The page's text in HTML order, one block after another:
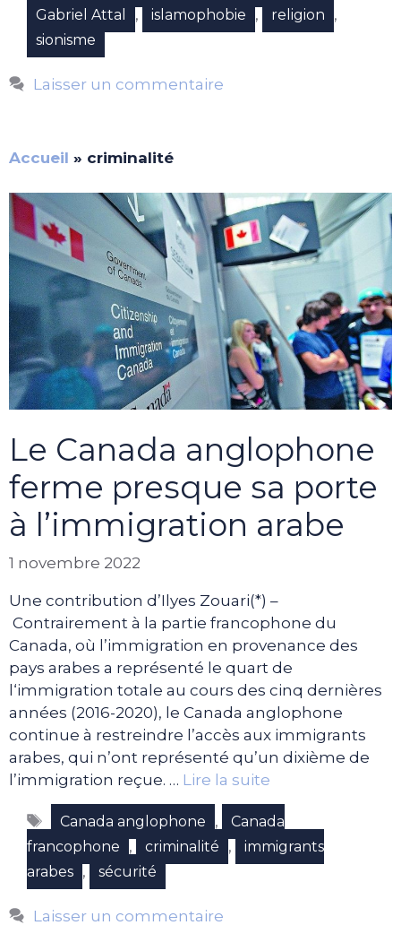
Gabriel Attal , islamophobie , religion ,
sionisme
Laisser un commentaire
Accueil » criminalité
Le Canada anglophone
ferme presque sa porte
à l’immigration arabe
1 novembre 2022
Une contribution d’Ilyes Zouari(*) –
Contrairement à la partie francophone du
Canada, où l’immigration en provenance des
pays arabes a représenté le quart de
l‘immigration totale au cours des cinq dernières
années (2016-2020), le Canada anglophone
continue à restreindre l’accès aux immigrants
arabes, qui n’ont représenté qu’un dixième de
l’immigration reçue. … Lire la suite
Étiquettes
Canada anglophone ,
Canada
francophone
, criminalité ,
immigrants
arabes , sécurité
Laisser un commentaire